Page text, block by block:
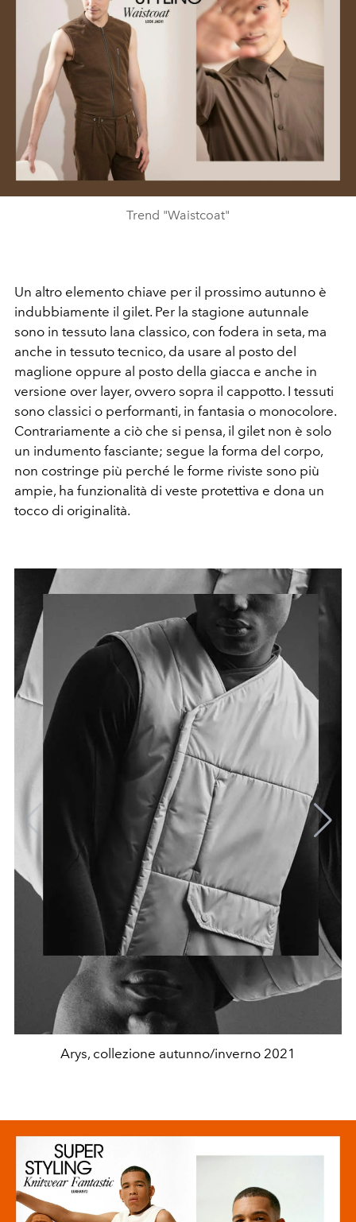
Trend "Waistcoat"
Un altro elemento chiave per il prossimo autunno è
indubbiamente il gilet. Per la stagione autunnale
sono in tessuto lana classico, con fodera in seta, ma
anche in tessuto tecnico, da usare al posto del
maglione oppure al posto della giacca e anche in
versione over layer, ovvero sopra il cappotto. I tessuti
sono classici o performanti, in fantasia o monocolore.
Contrariamente a ciò che si pensa, il gilet non è solo
un indumento fasciante; segue la forma del corpo,
non costringe più perché le forme riviste sono più
ampie, ha funzionalità di veste protettiva e dona un
tocco di originalità.
Arys, collezione autunno/inverno 2021